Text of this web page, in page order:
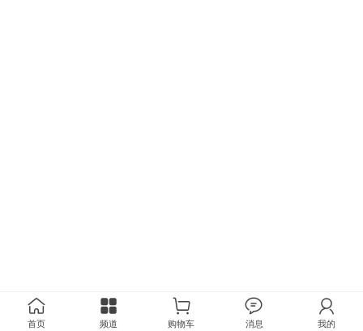
首页 频道 购物车 消息 我的